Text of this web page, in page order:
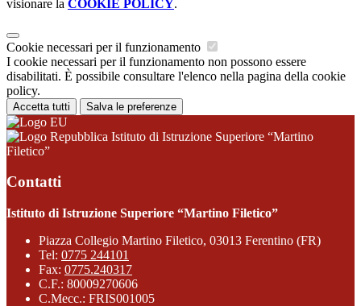
visionare la COOKIE POLICY.
Cookie necessari per il funzionamento
I cookie necessari per il funzionamento non possono essere
disabilitati. È possibile consultare l'elenco nella pagina della cookie
policy.
Accetta tutti Salva le preferenze
Istituto di Istruzione Superiore “Martino
Filetico”
Contatti
Istituto di Istruzione Superiore “Martino Filetico”
Piazza Collegio Martino Filetico, 03013 Ferentino (FR)
Tel: 0775 244101
Fax: 0775.240317
C.F.: 80009270606
C.Mecc.: FRIS001005